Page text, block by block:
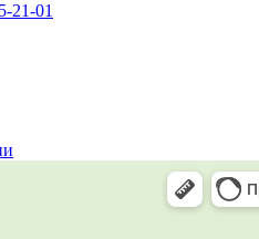
21-01